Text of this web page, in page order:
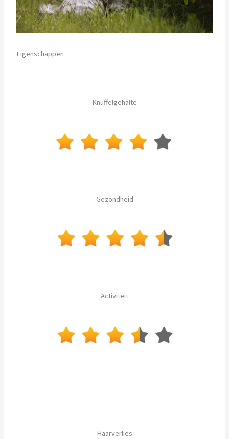
Eigenschappen
Knuffelgehalte
Gezondheid
Activiteit
Haarverlies